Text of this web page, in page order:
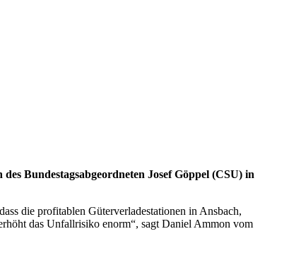
Bundestagsabgeordneten Josef Göppel (CSU) in
die profitablen Güterverladestationen in Ansbach,
das Unfallrisiko enorm“, sagt Daniel Ammon vom